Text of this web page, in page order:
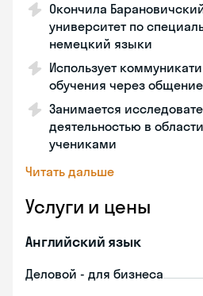
Окончила
университет по
немецкий языки
Использует
обучения через общение
Занимается
деятельностью в
учениками
Читать дальше
Услуги и цены
Английский язык
Деловой - для бизнеса